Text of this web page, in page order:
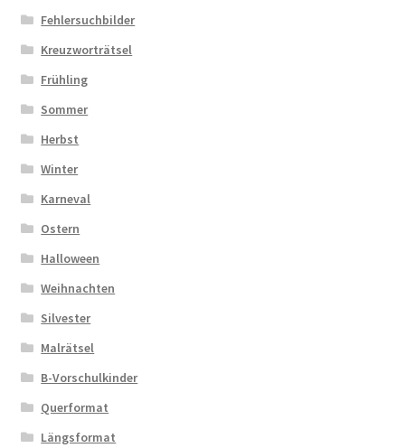
Fehlersuchbilder
Kreuzworträtsel
Frühling
Sommer
Herbst
Winter
Karneval
Ostern
Halloween
Weihnachten
Silvester
Malrätsel
B-Vorschulkinder
Querformat
Längsformat